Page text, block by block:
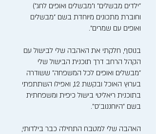
"ילדים מבשלים" ו"מבשלים ואופים לחג")
וחוברת מתכונים מיוחדת בשם "מבשלים
ואופים עם שמרים".
בנוסף, חלקתי את האהבה שלי לבישול עם
הקהל הרחב דרך תוכנית הבישול שלי
"מבשלים ואופים לכל המשפחה" ששודרה
בערוץ האוכל ובקשת 12, ואפילו השתתפתי
בתוכנית ריאליטי בישול כיפית ומשפחתית
בשם "היוחננוב'ס".
האהבה שלי למטבח התחילה כבר בילדותי,